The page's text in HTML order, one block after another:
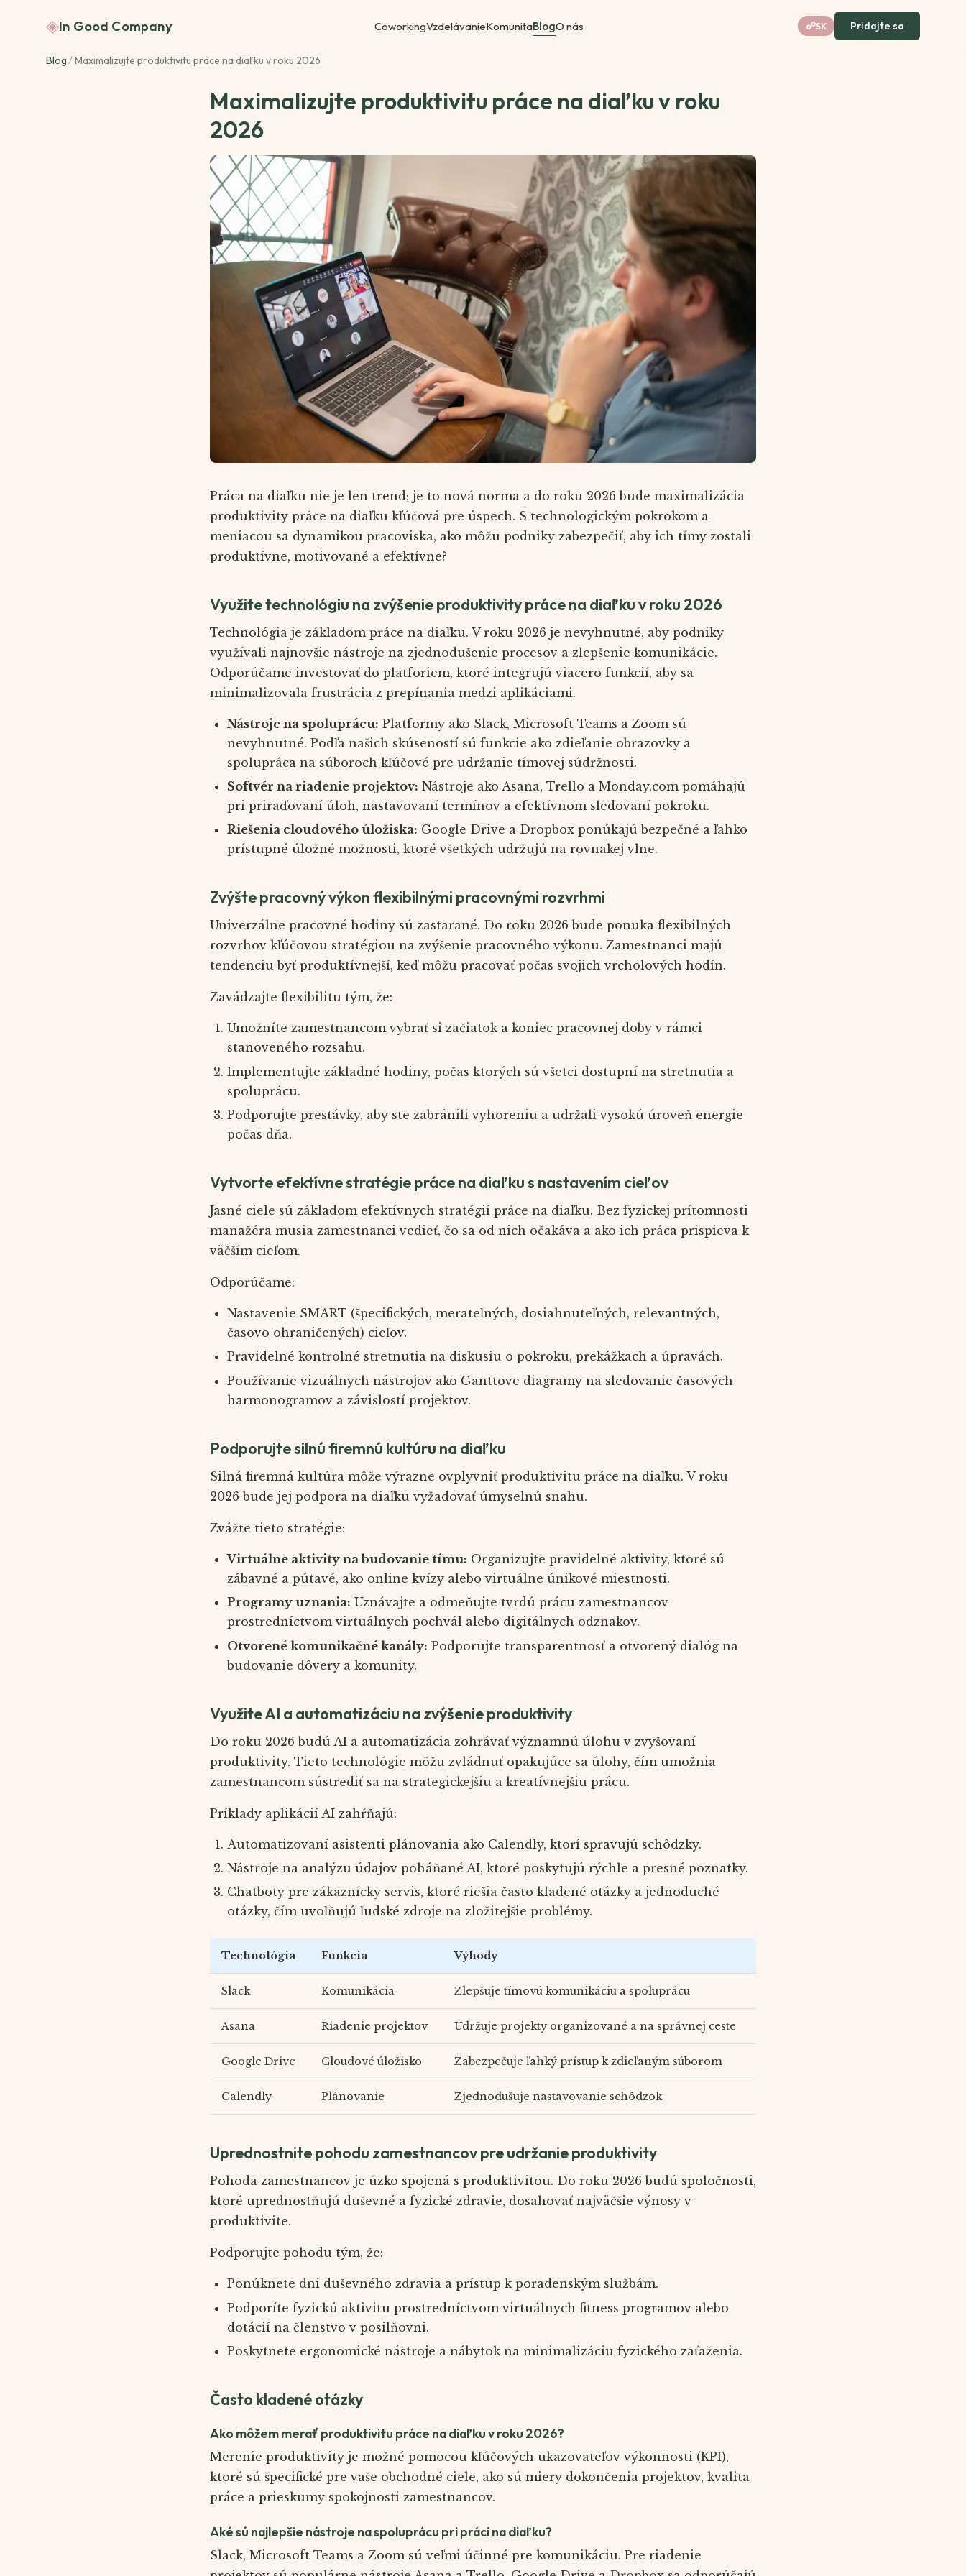
◈In Good Company CoworkingVzdelávanieKomunitaBlogO nás ☍SK Pridajte sa
Blog/Maximalizujte produktivitu práce na diaľku v roku 2026
Maximalizujte produktivitu práce na diaľku v roku
2026
Práca na diaľku nie je len trend; je to nová norma a do roku 2026 bude maximalizácia
produktivity práce na diaľku kľúčová pre úspech. S technologickým pokrokom a
meniacou sa dynamikou pracoviska, ako môžu podniky zabezpečiť, aby ich tímy zostali
produktívne, motivované a efektívne?
Využite technológiu na zvýšenie produktivity práce na diaľku v roku 2026
Technológia je základom práce na diaľku. V roku 2026 je nevyhnutné, aby podniky
využívali najnovšie nástroje na zjednodušenie procesov a zlepšenie komunikácie.
Odporúčame investovať do platforiem, ktoré integrujú viacero funkcií, aby sa
minimalizovala frustrácia z prepínania medzi aplikáciami.
Nástroje na spoluprácu: Platformy ako Slack, Microsoft Teams a Zoom sú
nevyhnutné. Podľa našich skúseností sú funkcie ako zdieľanie obrazovky a
spolupráca na súboroch kľúčové pre udržanie tímovej súdržnosti.
Softvér na riadenie projektov: Nástroje ako Asana, Trello a Monday.com pomáhajú
pri priraďovaní úloh, nastavovaní termínov a efektívnom sledovaní pokroku.
Riešenia cloudového úložiska: Google Drive a Dropbox ponúkajú bezpečné a ľahko
prístupné úložné možnosti, ktoré všetkých udržujú na rovnakej vlne.
Zvýšte pracovný výkon flexibilnými pracovnými rozvrhmi
Univerzálne pracovné hodiny sú zastarané. Do roku 2026 bude ponuka flexibilných
rozvrhov kľúčovou stratégiou na zvýšenie pracovného výkonu. Zamestnanci majú
tendenciu byť produktívnejší, keď môžu pracovať počas svojich vrcholových hodín.
Zavádzajte flexibilitu tým, že:
Umožníte zamestnancom vybrať si začiatok a koniec pracovnej doby v rámci
stanoveného rozsahu.
Implementujte základné hodiny, počas ktorých sú všetci dostupní na stretnutia a
spoluprácu.
Podporujte prestávky, aby ste zabránili vyhoreniu a udržali vysokú úroveň energie
počas dňa.
Vytvorte efektívne stratégie práce na diaľku s nastavením cieľov
Jasné ciele sú základom efektívnych stratégií práce na diaľku. Bez fyzickej prítomnosti
manažéra musia zamestnanci vedieť, čo sa od nich očakáva a ako ich práca prispieva k
väčším cieľom.
Odporúčame:
Nastavenie SMART (špecifických, merateľných, dosiahnuteľných, relevantných,
časovo ohraničených) cieľov.
Pravidelné kontrolné stretnutia na diskusiu o pokroku, prekážkach a úpravách.
Používanie vizuálnych nástrojov ako Ganttove diagramy na sledovanie časových
harmonogramov a závislostí projektov.
Podporujte silnú firemnú kultúru na diaľku
Silná firemná kultúra môže výrazne ovplyvniť produktivitu práce na diaľku. V roku
2026 bude jej podpora na diaľku vyžadovať úmyselnú snahu.
Zvážte tieto stratégie:
Virtuálne aktivity na budovanie tímu: Organizujte pravidelné aktivity, ktoré sú
zábavné a pútavé, ako online kvízy alebo virtuálne únikové miestnosti.
Programy uznania: Uznávajte a odmeňujte tvrdú prácu zamestnancov
prostredníctvom virtuálnych pochvál alebo digitálnych odznakov.
Otvorené komunikačné kanály: Podporujte transparentnosť a otvorený dialóg na
budovanie dôvery a komunity.
Využite AI a automatizáciu na zvýšenie produktivity
Do roku 2026 budú AI a automatizácia zohrávať významnú úlohu v zvyšovaní
produktivity. Tieto technológie môžu zvládnuť opakujúce sa úlohy, čím umožnia
zamestnancom sústrediť sa na strategickejšiu a kreatívnejšiu prácu.
Príklady aplikácií AI zahŕňajú:
Automatizovaní asistenti plánovania ako Calendly, ktorí spravujú schôdzky.
Nástroje na analýzu údajov poháňané AI, ktoré poskytujú rýchle a presné poznatky.
Chatboty pre zákaznícky servis, ktoré riešia často kladené otázky a jednoduché
otázky, čím uvoľňujú ľudské zdroje na zložitejšie problémy.
Technológia Funkcia Výhody
Slack Komunikácia Zlepšuje tímovú komunikáciu a spoluprácu
Asana Riadenie projektov Udržuje projekty organizované a na správnej ceste
Google Drive Cloudové úložisko Zabezpečuje ľahký prístup k zdieľaným súborom
Calendly Plánovanie Zjednodušuje nastavovanie schôdzok
Uprednostnite pohodu zamestnancov pre udržanie produktivity
Pohoda zamestnancov je úzko spojená s produktivitou. Do roku 2026 budú spoločnosti,
ktoré uprednostňujú duševné a fyzické zdravie, dosahovať najväčšie výnosy v
produktivite.
Podporujte pohodu tým, že:
Ponúknete dni duševného zdravia a prístup k poradenským službám.
Podporíte fyzickú aktivitu prostredníctvom virtuálnych fitness programov alebo
dotácií na členstvo v posilňovni.
Poskytnete ergonomické nástroje a nábytok na minimalizáciu fyzického zaťaženia.
Často kladené otázky
Ako môžem merať produktivitu práce na diaľku v roku 2026?
Merenie produktivity je možné pomocou kľúčových ukazovateľov výkonnosti (KPI),
ktoré sú špecifické pre vaše obchodné ciele, ako sú miery dokončenia projektov, kvalita
práce a prieskumy spokojnosti zamestnancov.
Aké sú najlepšie nástroje na spoluprácu pri práci na diaľku?
Slack, Microsoft Teams a Zoom sú veľmi účinné pre komunikáciu. Pre riadenie